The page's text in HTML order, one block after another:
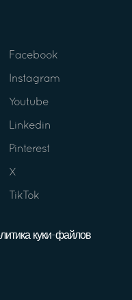
Facebook
Instagram
Youtube
Linkedin
Pinterest
X
TikTok
куки-файлов